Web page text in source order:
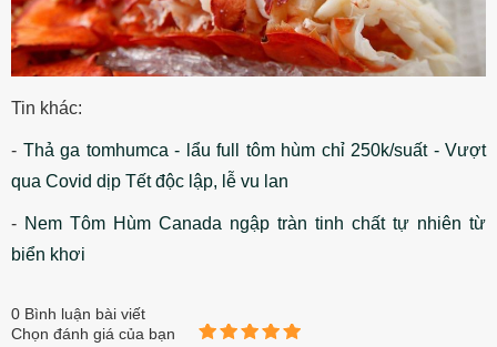
Tin khác:
- Thả ga tomhumca - lẩu full tôm hùm chỉ 250k/suất - Vượt
qua Covid dịp Tết độc lập, lễ vu lan
- Nem Tôm Hùm Canada ngập tràn tinh chất tự nhiên từ
biển khơi
0 Bình luận bài viết
Chọn đánh giá của bạn